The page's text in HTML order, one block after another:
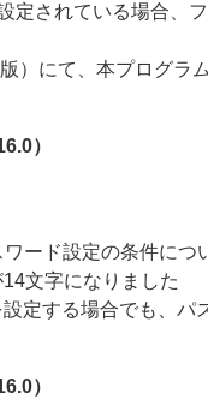
定されている場合、
）にて、本プログラ
）
ード設定の条件に
文字になりました
設定する場合でも、
）